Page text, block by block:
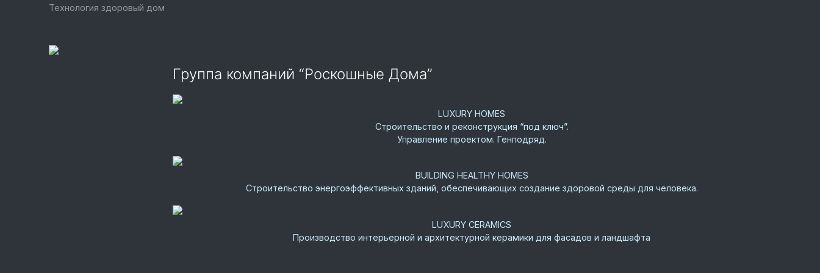
Технология здоровый дом
Группа компаний “Роскошные Дома”
LUXURY HOMES
Строительство и реконструкция “под ключ”.
Управление проектом. Генподряд.
BUILDING HEALTHY HOMES
Строительство энергоэффективных зданий, обеспечивающих создание здоровой среды для человека.
LUXURY CERAMICS
Производство интерьерной и архитектурной керамики для фасадов и ландшафта